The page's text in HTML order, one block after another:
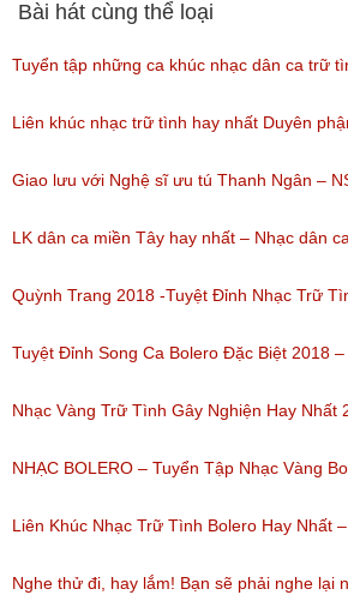
Như, Diễm Thùy, Quỳnh Trang
(Lượt nghe: 263)
Bài hát cùng thể loại
Tuyển tập những ca khúc nhạc dân ca trữ
(Lượt nghe: 277)
Liên khúc nhạc trữ tình hay nhất Duyên
nghe: 193)
Giao lưu với Nghệ sĩ ưu tú Thanh Ngân –
Bolero
(Lượt nghe: 80)
LK dân ca miền Tây hay nhất – Nhạc dân
miền tây hay nhất
(Lượt nghe: 184)
Quỳnh Trang 2018 -Tuyệt Đỉnh Nhạc Trữ
Của Quỳnh Trang 2018
(Lượt nghe: 155)
Tuyệt Đỉnh Song Ca Bolero Đặc Biệt 2018
Bài Hát Song Ca Nhạc Vàng Bolero Hay
(Lượt nghe: 218)
Nhạc Vàng Trữ Tình Gây Nghiện Hay Nhất
Ca Thiên Quang Quỳnh Trang Ngọt Ngào
(Lượt nghe: 219)
NHẠC BOLERO – Tuyển Tập Nhạc Vàng
Nhất / Tuyệt Đỉnh Bolero
(Lượt nghe: 99)
Liên Khúc Nhạc Trữ Tình Bolero Hay Nhất
Vàng Trữ Tình Hay Nhất 2018
Nghe thử đi, hay lắm! Bạn sẽ phải nghe lại